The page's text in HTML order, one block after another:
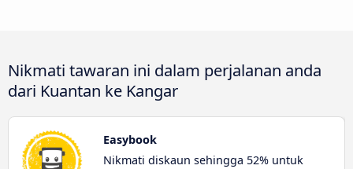
Nikmati tawaran ini dalam perjalanan anda
dari Kuantan ke Kangar
Easybook
Nikmati diskaun sehingga 52% untuk